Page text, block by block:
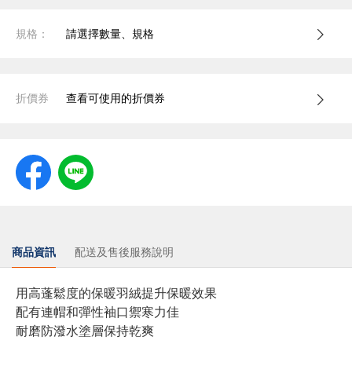
規格： 請選擇數量、規格
折價券 查看可使用的折價券
商品資訊 配送及售後服務說明
用高蓬鬆度的保暖羽絨提升保暖效果
配有連帽和彈性袖口禦寒力佳
耐磨防潑水塗層保持乾爽